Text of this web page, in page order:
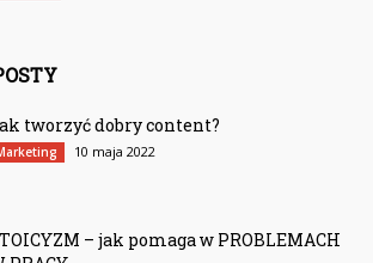
tworzyć dobry content?
10 maja 2022
– jak pomaga w PROBLEMACH